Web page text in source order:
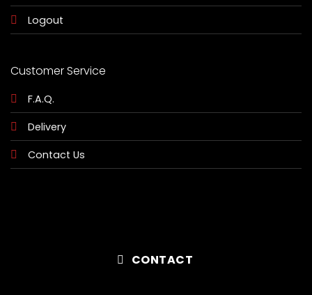
Logout
Customer Service
F.A.Q.
Delivery
Contact Us
CONTACT